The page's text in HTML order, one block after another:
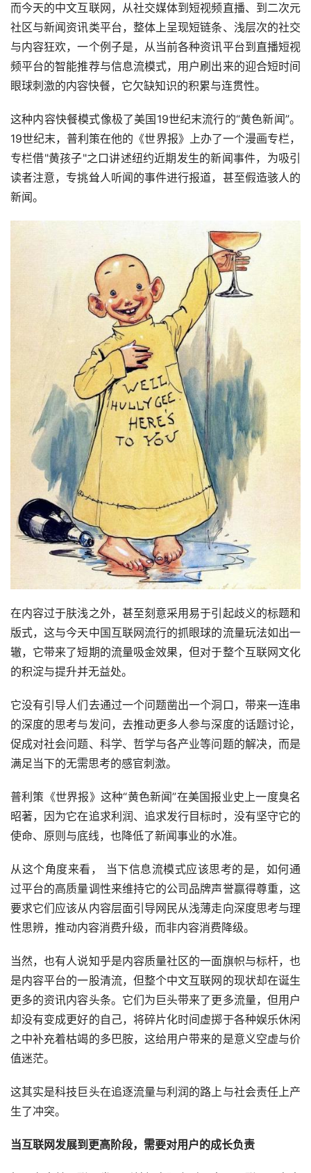
而今天的中文互联网，从社交媒体到短视频直播、到二次元
社区与新闻资讯类平台，整体上呈现短链条、浅层次的社交
与内容狂欢，一个例子是，从当前各种资讯平台到直播短视
频平台的智能推荐与信息流模式，用户刷出来的迎合短时间
眼球刺激的内容快餐，它欠缺知识的积累与连贯性。
这种内容快餐模式像极了美国19世纪末流行的“黄色新闻”。
19世纪末，普利策在他的《世界报》上办了一个漫画专栏，
专栏借"黄孩子"之口讲述纽约近期发生的新闻事件，为吸引
读者注意，专挑耸人听闻的事件进行报道，甚至假造骇人的
新闻。
在内容过于肤浅之外，甚至刻意采用易于引起歧义的标题和
版式，这与今天中国互联网流行的抓眼球的流量玩法如出一
辙，它带来了短期的流量吸金效果，但对于整个互联网文化
的积淀与提升并无益处。
它没有引导人们去通过一个问题凿出一个洞口，带来一连串
的深度的思考与发问，去推动更多人参与深度的话题讨论，
促成对社会问题、科学、哲学与各产业等问题的解决，而是
满足当下的无需思考的感官刺激。
普利策《世界报》这种“黄色新闻”在美国报业史上一度臭名
昭著，因为它在追求利润、追求发行目标时，没有坚守它的
使命、原则与底线，也降低了新闻事业的水准。
从这个角度来看， 当下信息流模式应该思考的是，如何通
过平台的高质量调性来维持它的公司品牌声誉赢得尊重，这
要求它们应该从内容层面引导网民从浅薄走向深度思考与理
性思辨，推动内容消费升级，而非内容消费降级。
当然，也有人说知乎是内容质量社区的一面旗帜与标杆，也
是内容平台的一股清流，但整个中文互联网的现状却在诞生
更多的资讯内容头条。它们为巨头带来了更多流量，但用户
却没有变成更好的自己，将碎片化时间虚掷于各种娱乐休闲
之中补充着枯竭的多巴胺，这给用户带来的是意义空虚与价
值迷茫。
这其实是科技巨头在追逐流量与利润的路上与社会责任上产
生了冲突。
当互联网发展到更高阶段，需要对用户的成长负责